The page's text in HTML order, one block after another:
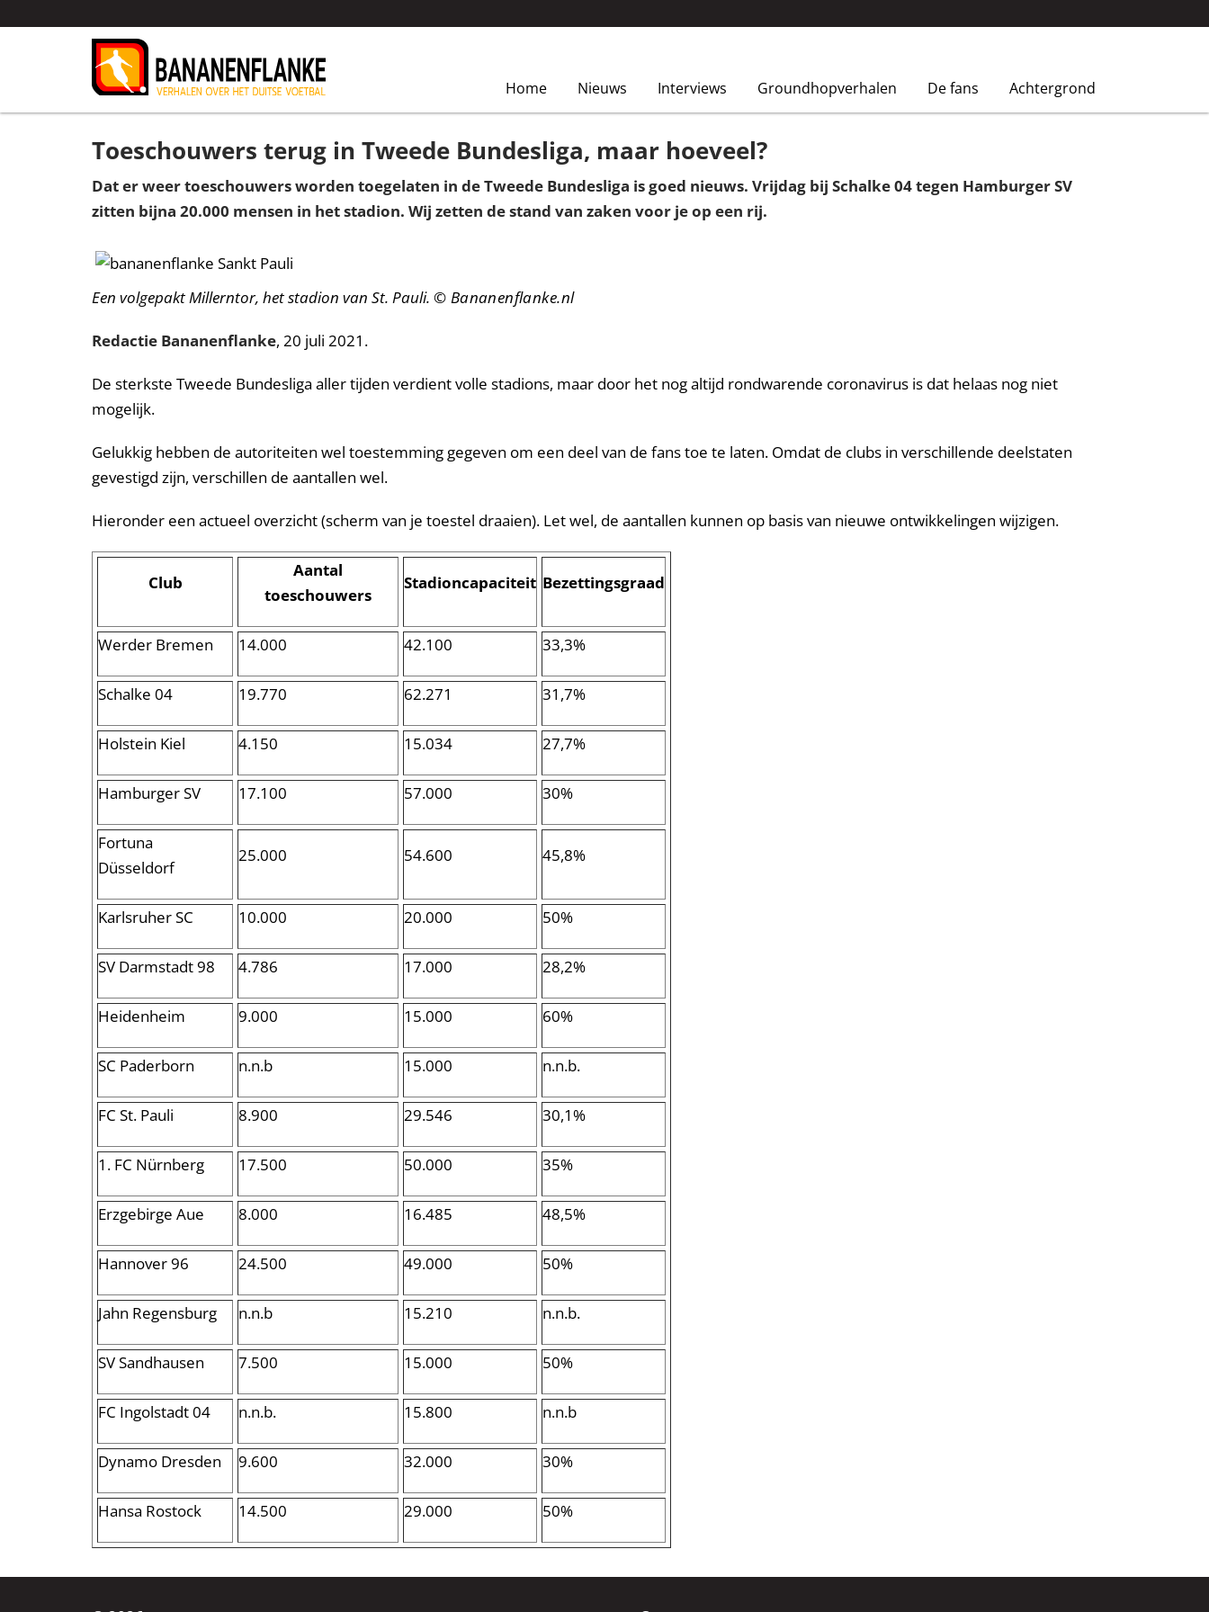
Home Nieuws Interviews Groundhopverhalen De fans Achtergrond
Toeschouwers terug in Tweede Bundesliga, maar hoeveel?
Dat er weer toeschouwers worden toegelaten in de Tweede Bundesliga is goed nieuws. Vrijdag bij Schalke 04 tegen Hamburger SV
zitten bijna 20.000 mensen in het stadion. Wij zetten de stand van zaken voor je op een rij.
Een volgepakt Millerntor, het stadion van St. Pauli. © Bananenflanke.nl
Redactie Bananenflanke, 20 juli 2021.
De sterkste Tweede Bundesliga aller tijden verdient volle stadions, maar door het nog altijd rondwarende coronavirus is dat helaas nog niet
mogelijk.
Gelukkig hebben de autoriteiten wel toestemming gegeven om een deel van de fans toe te laten. Omdat de clubs in verschillende deelstaten
gevestigd zijn, verschillen de aantallen wel.
Hieronder een actueel overzicht (scherm van je toestel draaien). Let wel, de aantallen kunnen op basis van nieuwe ontwikkelingen wijzigen.
Club
Aantal
toeschouwers
Stadioncapaciteit Bezettingsgraad
Werder Bremen 14.000 42.100 33,3%
Schalke 04 19.770 62.271 31,7%
Holstein Kiel 4.150 15.034 27,7%
Hamburger SV 17.100 57.000 30%
Fortuna
Düsseldorf
25.000 54.600 45,8%
Karlsruher SC 10.000 20.000 50%
SV Darmstadt 98 4.786 17.000 28,2%
Heidenheim 9.000 15.000 60%
SC Paderborn n.n.b 15.000 n.n.b.
FC St. Pauli 8.900 29.546 30,1%
1. FC Nürnberg 17.500 50.000 35%
Erzgebirge Aue 8.000 16.485 48,5%
Hannover 96 24.500 49.000 50%
Jahn Regensburg n.n.b 15.210 n.n.b.
SV Sandhausen 7.500 15.000 50%
FC Ingolstadt 04 n.n.b. 15.800 n.n.b
Dynamo Dresden 9.600 32.000 30%
Hansa Rostock 14.500 29.000 50%